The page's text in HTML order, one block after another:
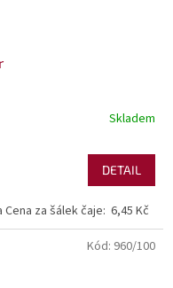
Skladem
DETAIL
za šálek čaje: 6,45 Kč
Kód: 960/100